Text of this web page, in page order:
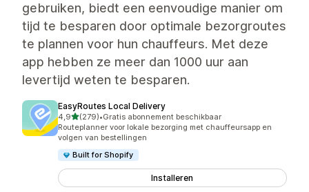
gebruiken, biedt een eenvoudige manier om
tijd te besparen door optimale bezorgroutes
te plannen voor hun chauffeurs. Met deze
app hebben ze meer dan 1000 uur aan
levertijd weten te besparen.
EasyRoutes Local Delivery
4,9van 5 sterren
(279)
279 recensies in totaal
•Gratis abonnement beschikbaar
Routeplanner voor lokale bezorging met chauffeursapp en
volgen van bestellingen
Built for Shopify
Installeren